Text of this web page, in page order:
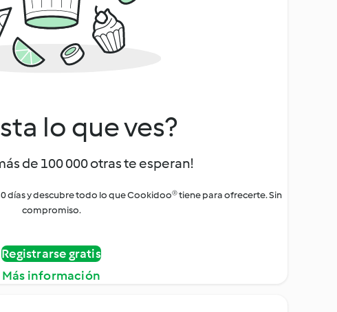
lo que ves?
de 100 000 otras te esperan!
días y descubre todo lo que Cookidoo® tiene para ofrecerte. Sin
compromiso.
Registrarse gratis
Más información